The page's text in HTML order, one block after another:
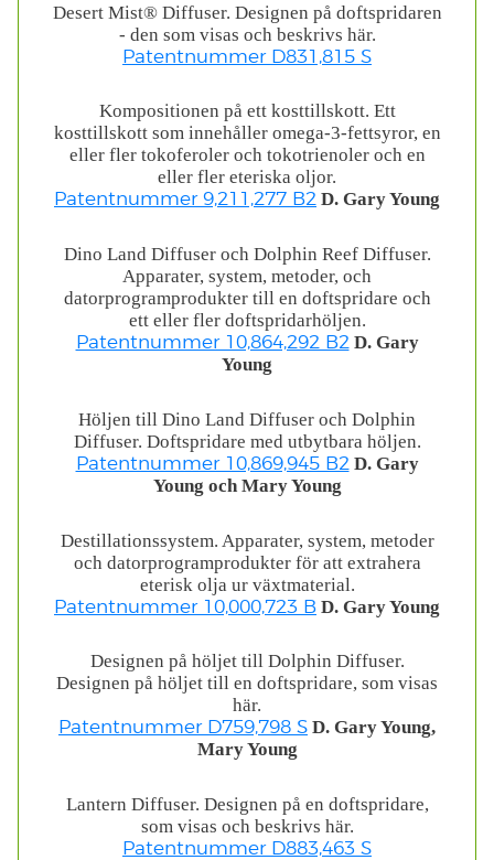
Desert Mist® Diffuser. Designen på doftspridaren
- den som visas och beskrivs här.
Patentnummer D831,815 S
Kompositionen på ett kosttillskott. Ett
kosttillskott som innehåller omega-3-fettsyror, en
eller fler tokoferoler och tokotrienoler och en
eller fler eteriska oljor.
Patentnummer 9,211,277 B2 D. Gary Young
Dino Land Diffuser och Dolphin Reef Diffuser.
Apparater, system, metoder, och
datorprogramprodukter till en doftspridare och
ett eller fler doftspridarhöljen.
Patentnummer 10,864,292 B2D. Gary
Young
Höljen till Dino Land Diffuser och Dolphin
Diffuser. Doftspridare med utbytbara höljen.
Patentnummer 10,869,945 B2D. Gary
Young och Mary Young
Destillationssystem. Apparater, system, metoder
och datorprogramprodukter för att extrahera
eterisk olja ur växtmaterial.
Patentnummer 10,000,723 B D. Gary Young
Designen på höljet till Dolphin Diffuser.
Designen på höljet till en doftspridare, som visas
här.
Patentnummer D759,798 S D. Gary Young,
Mary Young
Lantern Diffuser. Designen på en doftspridare,
som visas och beskrivs här.
Patentnummer D883,463 S